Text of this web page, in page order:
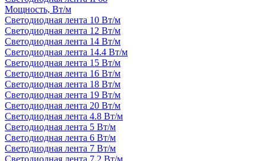
Мощность, Вт/м
Светодиодная лента 10 Вт/м
Светодиодная лента 12 Вт/м
Светодиодная лента 14 Вт/м
Светодиодная лента 14.4 Вт/м
Светодиодная лента 15 Вт/м
Светодиодная лента 16 Вт/м
Светодиодная лента 18 Вт/м
Светодиодная лента 19 Вт/м
Светодиодная лента 20 Вт/м
Светодиодная лента 4.8 Вт/м
Светодиодная лента 5 Вт/м
Светодиодная лента 6 Вт/м
Светодиодная лента 7 Вт/м
Светодиодная лента 7.2 Вт/м